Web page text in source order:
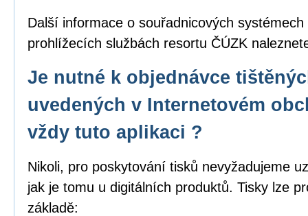
Další informace o souřadnicových
prohlížecích službách resortu ČÚZK
Je nutné k objednávce
uvedených v Internetovém
vždy tuto aplikaci ?
Nikoli, pro poskytování tisků nevyžadujeme
jak je tomu u digitálních produktů. Tisky lze
základě: